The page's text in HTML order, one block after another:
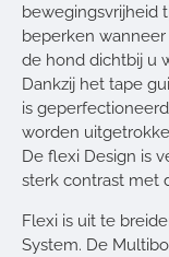
bewegingsvrijheid
beperken
de hond dichtbij u
Dankzij het tape
is
worden
De flexi Design is
sterk contrast met
Flexi is uit te
System. De